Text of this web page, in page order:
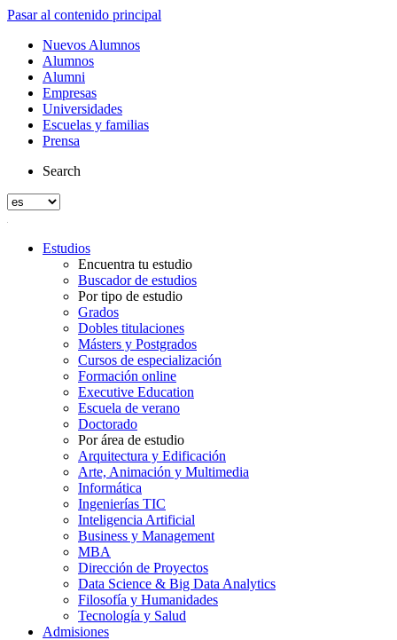
Pasar al contenido principal
Nuevos Alumnos
Alumnos
Alumni
Empresas
Universidades
Escuelas y familias
Prensa
Search
Estudios
Encuentra tu estudio
Buscador de estudios
Por tipo de estudio
Grados
Dobles titulaciones
Másters y Postgrados
Cursos de especialización
Formación online
Executive Education
Escuela de verano
Doctorado
Por área de estudio
Arquitectura y Edificación
Arte, Animación y Multimedia
Informática
Ingenierías TIC
Inteligencia Artificial
Business y Management
MBA
Dirección de Proyectos
Data Science & Big Data Analytics
Filosofía y Humanidades
Tecnología y Salud
Admisiones